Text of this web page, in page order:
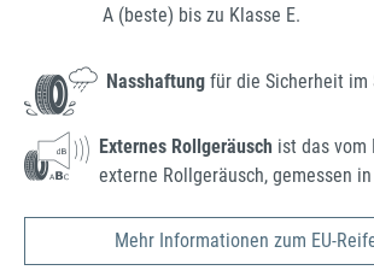
A (beste) bis zu Klasse E.
Nasshaftung für die Sicherheit im
Externes Rollgeräusch ist das vom
externe Rollgeräusch, gemessen
Mehr Informationen zum EU-